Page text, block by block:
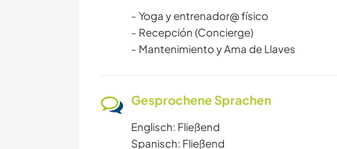
- Yoga y entrenador@ físico
- Recepción (Concierge)
- Mantenimiento y Ama de Llaves
Gesprochene Sprachen
Englisch: Fließend
Spanisch: Fließend